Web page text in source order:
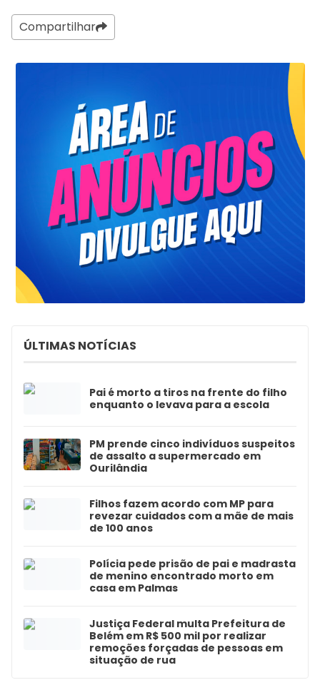
Compartilhar
ÚLTIMAS NOTÍCIAS
Pai é morto a tiros na frente do filho
enquanto o levava para a escola
PM prende cinco indivíduos suspeitos
de assalto a supermercado em
Ourilândia
Filhos fazem acordo com MP para
revezar cuidados com a mãe de mais
de 100 anos
Polícia pede prisão de pai e madrasta
de menino encontrado morto em
casa em Palmas
Justiça Federal multa Prefeitura de
Belém em R$ 500 mil por realizar
remoções forçadas de pessoas em
situação de rua